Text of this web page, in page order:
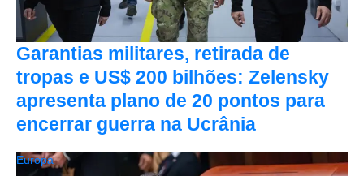
Garantias militares, retirada de
tropas e US$ 200 bilhões: Zelensky
apresenta plano de 20 pontos para
encerrar guerra na Ucrânia
Europa